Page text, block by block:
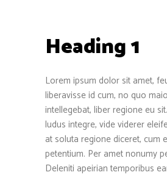
Heading 1
Lorem ipsum dolor sit amet,
liberavisse id cum, no quo
intellegebat, liber regione eu
ludus integre, vide viderer
at soluta regione diceret, cum
petentium. Per amet nonumy
Deleniti apeirian temporibus